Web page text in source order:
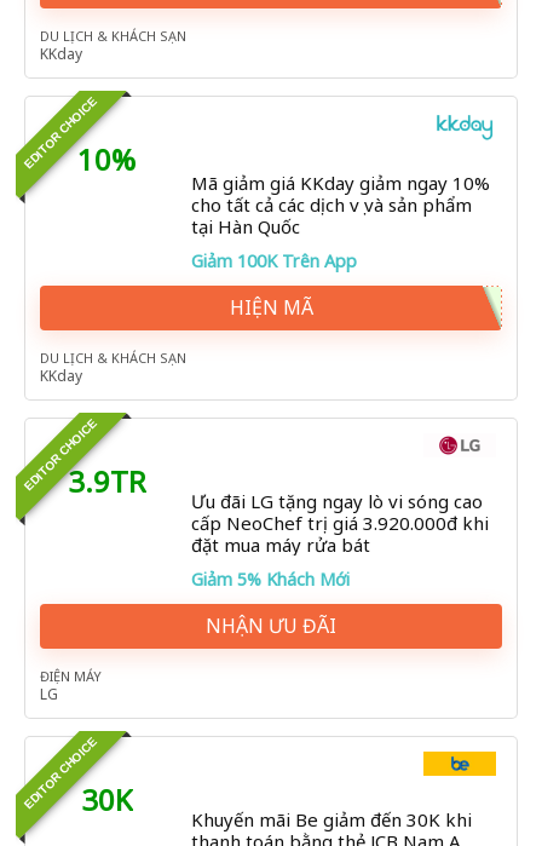
DU LỊCH & KHÁCH SẠN
KKday
EDITOR CHOICE10%
Mã giảm giá KKday giảm ngay 10%
cho tất cả các dịch vụ và sản phẩm
tại Hàn Quốc
Giảm 100K Trên App
HIỆN MÃ
DU LỊCH & KHÁCH SẠN
KKday
EDITOR CHOICE3.9TR
Ưu đãi LG tặng ngay lò vi sóng cao
cấp NeoChef trị giá 3.920.000đ khi
đặt mua máy rửa bát
Giảm 5% Khách Mới
NHẬN ƯU ĐÃI
ĐIỆN MÁY
LG
EDITOR CHOICE30K
Khuyến mãi Be giảm đến 30K khi
thanh toán bằng thẻ JCB Nam A